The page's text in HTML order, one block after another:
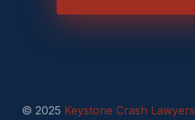
© 2025 Keystone Crash Lawyers